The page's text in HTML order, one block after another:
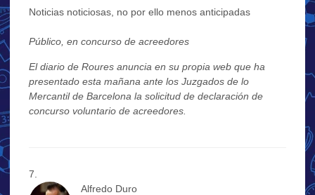
Noticias noticiosas, no por ello menos anticipadas
Público, en concurso de acreedores
El diario de Roures anuncia en su propia web que ha
presentado esta mañana ante los Juzgados de lo
Mercantil de Barcelona la solicitud de declaración de
concurso voluntario de acreedores.
Alfredo Duro